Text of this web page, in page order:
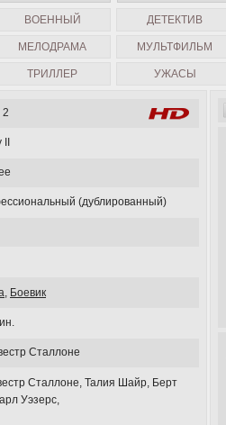
2
(дублированный)
, Боевик
Сталлоне
Сталлоне, Талия Шайр, Берт
Уэзерс,
ВОЕННЫЙ ДЕТЕКТИВ
МЕЛОДРАМА МУЛЬТФИЛЬМ
ТРИЛЛЕР УЖАСЫ